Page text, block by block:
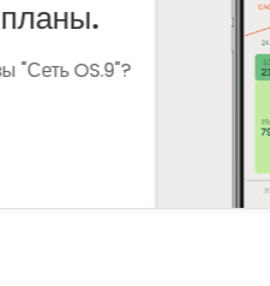
«А для чего мне
которые помогут